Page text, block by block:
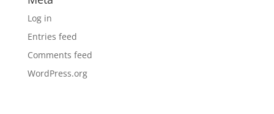
Log in
Entries feed
Comments feed
WordPress.org